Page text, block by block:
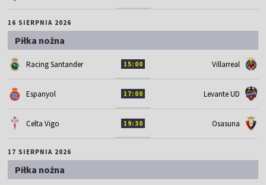
16 SIERPNIA 2026
Piłka nożna
Racing Santander 15:00 Villarreal
Espanyol 17:00 Levante UD
Celta Vigo 19:30 Osasuna
17 SIERPNIA 2026
Piłka nożna